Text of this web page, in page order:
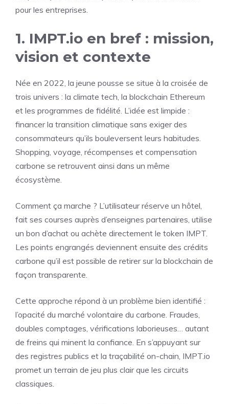
pour les entreprises.
1. IMPT.io en bref : mission,
vision et contexte
Née en 2022, la jeune pousse se situe à la croisée de
trois univers : la climate tech, la blockchain Ethereum
et les programmes de fidélité. L’idée est limpide :
financer la transition climatique sans exiger des
consommateurs qu’ils bouleversent leurs habitudes.
Shopping, voyage, récompenses et compensation
carbone se retrouvent ainsi dans un même
écosystème.
Comment ça marche ? L’utilisateur réserve un hôtel,
fait ses courses auprès d’enseignes partenaires, utilise
un bon d’achat ou achète directement le token IMPT.
Les points engrangés deviennent ensuite des crédits
carbone qu’il est possible de retirer sur la blockchain de
façon transparente.
Cette approche répond à un problème bien identifié :
l’opacité du marché volontaire du carbone. Fraudes,
doubles comptages, vérifications laborieuses… autant
de freins qui minent la confiance. En s’appuyant sur
des registres publics et la traçabilité on-chain, IMPT.io
promet un terrain de jeu plus clair que les circuits
classiques.